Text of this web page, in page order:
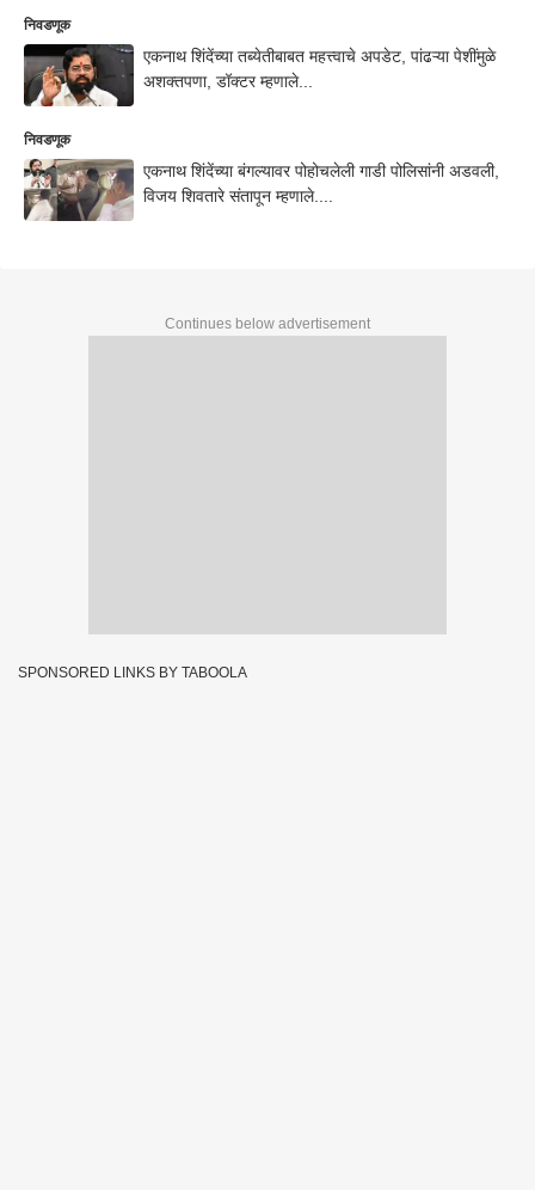
निवडणूक
एकनाथ शिंदेंच्या तब्येतीबाबत महत्त्वाचे अपडेट, पांढऱ्या पेशींमुळे
अशक्तपणा, डॉक्टर म्हणाले...
निवडणूक
एकनाथ शिंदेंच्या बंगल्यावर पोहोचलेली गाडी पोलिसांनी अडवली,
विजय शिवतारे संतापून म्हणाले....
Continues below advertisement
SPONSORED LINKS BY TABOOLA